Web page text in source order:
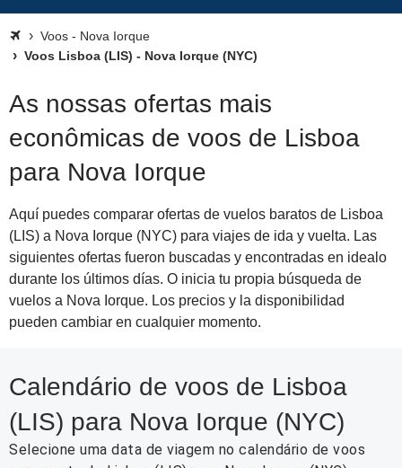
Voos - Nova Iorque
Voos Lisboa (LIS) - Nova Iorque (NYC)
As nossas ofertas mais
econômicas de voos de Lisboa
para Nova Iorque
Aquí puedes comparar ofertas de vuelos baratos de Lisboa
(LIS) a Nova Iorque (NYC) para viajes de ida y vuelta. Las
siguientes ofertas fueron buscadas y encontradas en idealo
durante los últimos días. O inicia tu propia búsqueda de
vuelos a Nova Iorque. Los precios y la disponibilidad
pueden cambiar en cualquier momento.
Calendário de voos de Lisboa
(LIS) para Nova Iorque (NYC)
Selecione uma data de viagem no calendário de voos